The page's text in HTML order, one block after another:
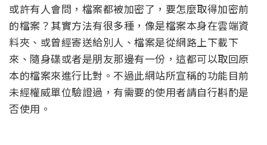
或許有人會問，檔案都被加密了，要怎麼取得加密前
的檔案？其實方法有很多種，像是檔案本身在雲端資
料夾、或曾經寄送給別人、檔案是從網路上下載下
來、隨身碟或者是朋友那邊有一份，這都可以取回原
本的檔案來進行比對。不過此網站所宣稱的功能目前
未經權威單位驗證過，有需要的使用者請自行斟酌是
否使用。